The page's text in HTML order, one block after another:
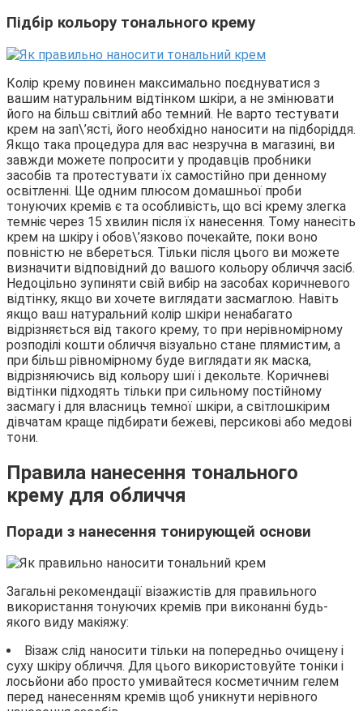
Підбір кольору тонального крему
Колір крему повинен максимально поєднуватися з
вашим натуральним відтінком шкіри, а не змінювати
його на більш світлий або темний. Не варто тестувати
крем на зап\’ясті, його необхідно наносити на підборіддя.
Якщо така процедура для вас незручна в магазині, ви
завжди можете попросити у продавців пробники
засобів та протестувати їх самостійно при денному
освітленні. Ще одним плюсом домашньої проби
тонуючих кремів є та особливість, що всі крему злегка
темніє через 15 хвилин після їх нанесення. Тому нанесіть
крем на шкіру і обов\’язково почекайте, поки воно
повністю не вбереться. Тільки після цього ви можете
визначити відповідний до вашого кольору обличчя засіб.
Недоцільно зупиняти свій вибір на засобах коричневого
відтінку, якщо ви хочете виглядати засмаглою. Навіть
якщо ваш натуральний колір шкіри ненабагато
відрізняється від такого крему, то при нерівномірному
розподілі кошти обличчя візуально стане плямистим, а
при більш рівномірному буде виглядати як маска,
відрізняючись від кольору шиї і декольте. Коричневі
відтінки підходять тільки при сильному постійному
засмагу і для власниць темної шкіри, а світлошкірим
дівчатам краще підбирати бежеві, персикові або медові
тони.
Правила нанесення тонального
крему для обличчя
Поради з нанесення тонирующей основи
Загальні рекомендації візажистів для правильного
використання тонуючих кремів при виконанні будь-
якого виду макіяжу:
Візаж слід наносити тільки на попередньо очищену і
суху шкіру обличчя. Для цього використовуйте тоніки і
лосьйони або просто умивайтеся косметичним гелем
перед нанесенням кремів щоб уникнути нерівного